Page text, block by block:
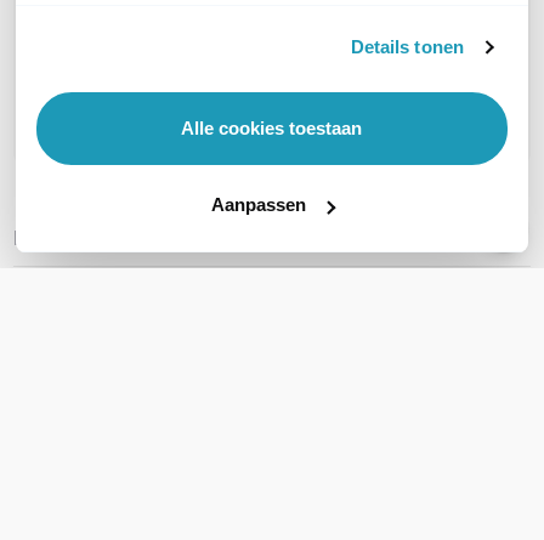
Details tonen
Alle cookies toestaan
Aanpassen
REVIEWS